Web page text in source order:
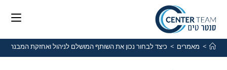
> מאמרים > כיצד לבחור נכון את השותף המושלם לניהול ואחזקת המבנה